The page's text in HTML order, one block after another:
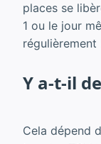
places se
1 ou le jour
régulièrement
Y a-t-il
Cela dépend